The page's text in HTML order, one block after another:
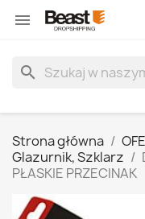

search
Strona główna
Glazurnik, Szklarz
PŁASKIE PRZECINAK